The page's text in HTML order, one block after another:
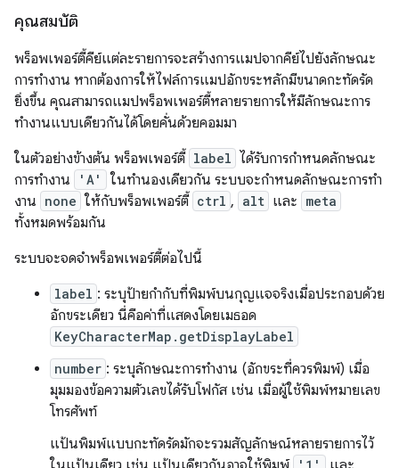
คุณสมบัติ
พร็อพเพอร์ตี้คีย์แต่ละรายการจะสร้างการแมปจากคีย์ไปยังลักษณะ
การทำงาน หากต้องการให้ไฟล์การแมปอักขระหลักมีขนาดกะทัดรัด
ยิ่งขึ้น คุณสามารถแมปพร็อพเพอร์ตี้หลายรายการให้มีลักษณะการ
ทำงานแบบเดียวกันได้โดยคั่นด้วยคอมมา
ในตัวอย่างข้างต้น พร็อพเพอร์ตี้ label ได้รับการกําหนดลักษณะ
การทํางาน
'A'
ในทํานองเดียวกัน ระบบจะกําหนดลักษณะการทํา
งาน none ให้กับพร็อพเพอร์ตี้ ctrl , alt และ meta
ทั้งหมดพร้อมกัน
ระบบจะจดจำพร็อพเพอร์ตี้ต่อไปนี้
label : ระบุป้ายกำกับที่พิมพ์บนกุญแจจริงเมื่อประกอบด้วย
อักขระเดียว นี่คือค่าที่แสดงโดยเมธอด
KeyCharacterMap.getDisplayLabel
number : ระบุลักษณะการทำงาน (อักขระที่ควรพิมพ์) เมื่อ
มุมมองข้อความตัวเลขได้รับโฟกัส เช่น เมื่อผู้ใช้พิมพ์หมายเลข
โทรศัพท์
แป้นพิมพ์แบบกะทัดรัดมักจะรวมสัญลักษณ์หลายรายการไว้